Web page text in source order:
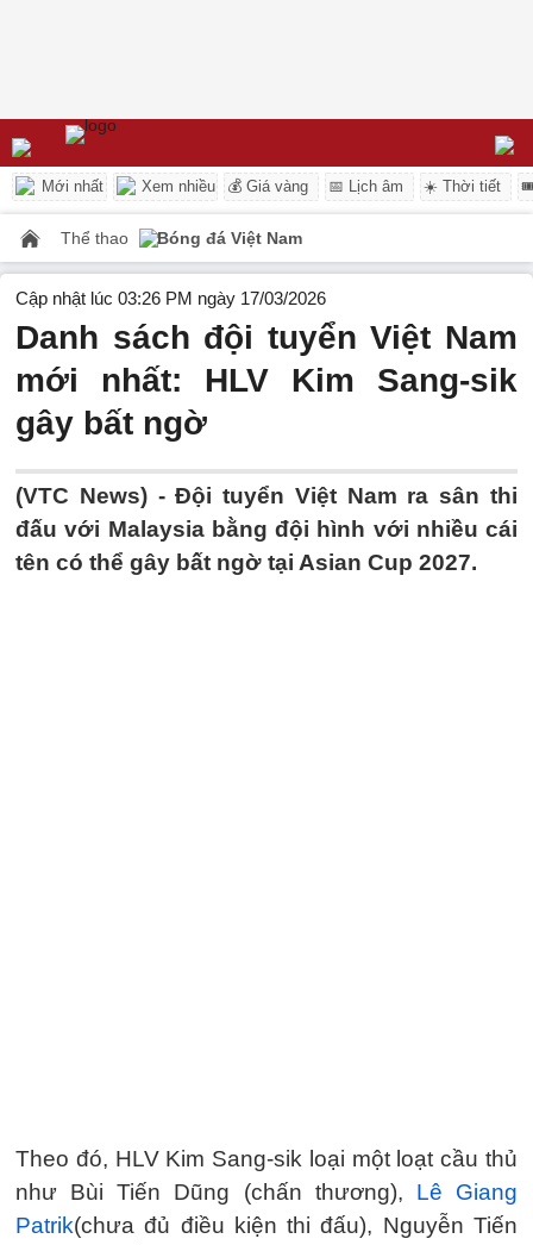
Mới nhất Xem nhiều 💰 Giá vàng 📅 Lịch âm ☀️ Thời tiết
Thể thao Bóng đá Việt Nam
Cập nhật lúc 03:26 PM ngày 17/03/2026
Danh sách đội tuyển Việt Nam
mới nhất: HLV Kim Sang-sik
gây bất ngờ
(VTC News) -Đội tuyển Việt Nam ra sân thi
đấu với Malaysia bằng đội hình với nhiều cái
tên có thể gây bất ngờ tại Asian Cup 2027.
Theo đó, HLV Kim Sang-sik loại một loạt cầu thủ
như Bùi Tiến Dũng (chấn thương), Lê Giang
Patrik(chưa đủ điều kiện thi đấu), Nguyễn Tiến